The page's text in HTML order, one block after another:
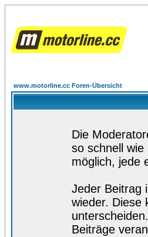
www.motorline.cc Foren-Übersicht
Die
so schnell
möglich, jede
Jeder Beitrag
wieder. Diese
Beiträge